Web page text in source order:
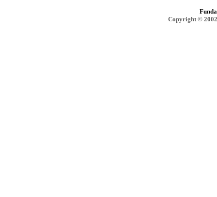
Copyright ©